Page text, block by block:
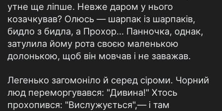
утне ще ліпше. Невже даром у нього
козачкував? Олюсь — шарпак із шарпаків,
бидло з бидла, а Прохор... Панночка, однак,
затулила йому рота своєю маленькою
долонькою, щоб він мовчав і не заважав.
Легенько загомоніло й серед сіроми. Чорний
люд переморгувався: "Дивина!" Хтось
прохопився: "Вислужується",— і там